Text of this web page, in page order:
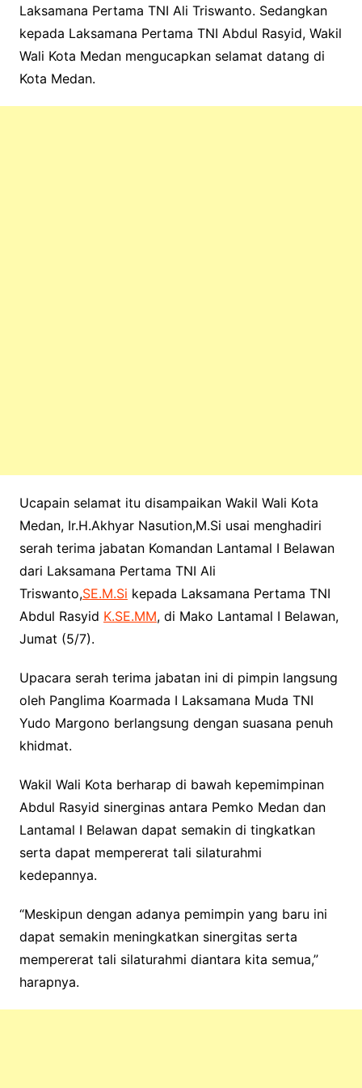
Laksamana Pertama TNI Ali Triswanto. Sedangkan
kepada Laksamana Pertama TNI Abdul Rasyid, Wakil
Wali Kota Medan mengucapkan selamat datang di
Kota Medan.
Ucapain selamat itu disampaikan Wakil Wali Kota
Medan, Ir.H.Akhyar Nasution,M.Si usai menghadiri
serah terima jabatan Komandan Lantamal I Belawan
dari Laksamana Pertama TNI Ali
Triswanto,SE.M.Si kepada Laksamana Pertama TNI
Abdul Rasyid K.SE.MM, di Mako Lantamal I Belawan,
Jumat (5/7).
Upacara serah terima jabatan ini di pimpin langsung
oleh Panglima Koarmada I Laksamana Muda TNI
Yudo Margono berlangsung dengan suasana penuh
khidmat.
Wakil Wali Kota berharap di bawah kepemimpinan
Abdul Rasyid sinerginas antara Pemko Medan dan
Lantamal I Belawan dapat semakin di tingkatkan
serta dapat mempererat tali silaturahmi
kedepannya.
“Meskipun dengan adanya pemimpin yang baru ini
dapat semakin meningkatkan sinergitas serta
mempererat tali silaturahmi diantara kita semua,”
harapnya.